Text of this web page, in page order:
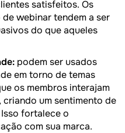
satisfeitos. Os
webinar tendem a ser
do que aqueles
podem ser usados
em torno de temas
os membros interajam
criando um sentimento de
fortalece o
com sua marca.